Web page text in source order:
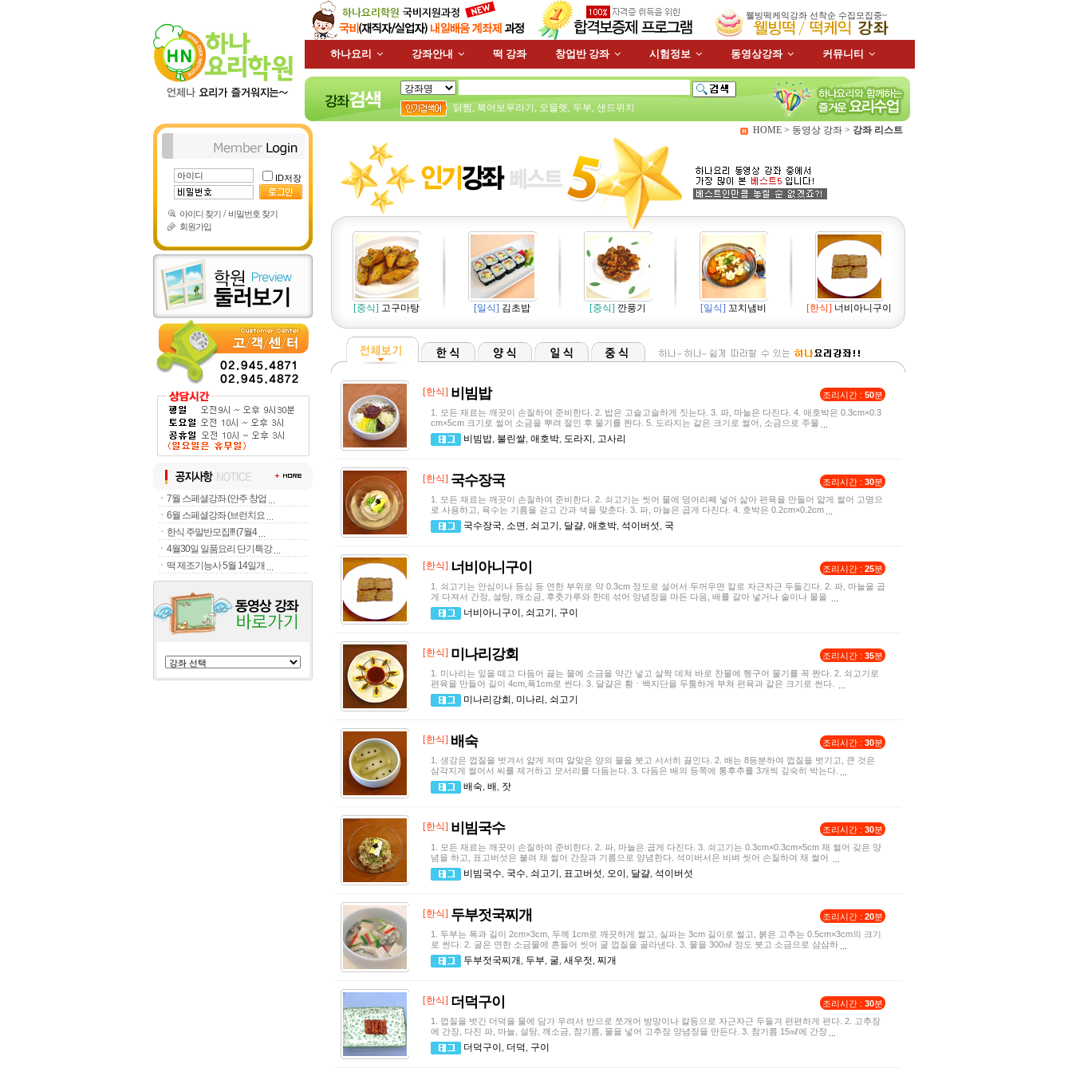
웰빙떡케익강좌 선착순 수집모집중~
하나요리 강좌안내 떡 강좌 창업반 강좌 시험정보 동영상강좌 커뮤니티
닭찜 북어보푸라기 오믈렛 두부 샌드위치
ID저장
아이디 찾기 / 비밀번호 찾기
회원가입
ㆍ 7월 스페셜강좌 (안주 창업
ㆍ 6월 스페셜강좌 (브런치요
ㆍ 한식 주말반모집!!! (7월4
ㆍ 4월30일 일품요리 단기특강
ㆍ 떡 제조기능사 5월 14일개
HOME > 동영상 강좌 > 강좌 리스트
[중식] 고구마탕 [일식] 김초밥 [중식] 깐풍기 [일식] 꼬치냄비 [한식] 너비아니구이
[한식] 비빔밥 조리시간 : 50분
1. 모든 재료는 깨끗이 손질하여 준비한다. 2. 밥은 고슬고슬하게 짓는다. 3. 파, 마늘은 다진다. 4. 애호박은 0.3cm×0.3
cm×5cm 크기로 썰어 소금을 뿌려 절인 후 물기를 짠다. 5. 도라지는 같은 크기로 썰어, 소금으로 주물
비빔밥, 불린쌀, 애호박, 도라지 , 고사리
[한식] 국수장국 조리시간 : 30분
1. 모든 재료는 깨끗이 손질하여 준비한다. 2. 쇠고기는 씻어 물에 덩어리째 넣어 삶아 편육을 만들어 얇게 썰어 고명으
로 사용하고, 육수는 기름을 걷고 간과 색을 맞춘다. 3. 파, 마늘은 곱게 다진다. 4. 호박은 0.2cm×0.2cm
국수장국, 소면, 쇠고기 , 달걀, 애호박, 석이버섯, 국
[한식] 너비아니구이 조리시간 : 25분
1. 쇠고기는 안심이나 등심 등 연한 부위로 약 0.3cm 정도로 설어서 두꺼우면 칼로 자근자근 두들긴다. 2. 파, 마늘을 곱
게 다져서 간장, 설탕, 깨소금, 후춧가루와 한데 섞어 양념장을 마든 다음, 배를 갈아 넣거나 술이나 물을
너비아니구이 , 쇠고기 , 구이
[한식] 미나리강회 조리시간 : 35분
1. 미나리는 잎을 떼고 다듬어 끓는 물에 소금을 약간 넣고 살짝 데쳐 바로 찬물에 헹구어 물기를 꼭 짠다. 2. 쇠고기로
편육을 만들어 길이 4cm,폭1cm로 썬다. 3. 달걀은 황ㆍ백지단을 두툼하게 부쳐 편육과 같은 크기로 썬다.
미나리강회 , 미나리 , 쇠고기
[한식] 배숙 조리시간 : 30분
1. 생강은 껍질을 벗겨서 얇게 저며 알맞은 양의 물을 붓고 서서히 끓인다. 2. 배는 8등분하여 껍질을 벗기고, 큰 것은
삼각지게 썰어서 씨를 제거하고 모서리를 다듬는다. 3. 다듬은 배의 등쪽에 통후추를 3개씩 깊숙히 박는다.
배숙, 배, 잣
[한식] 비빔국수 조리시간 : 30분
1. 모든 재료는 깨끗이 손질하여 준비한다. 2. 파, 마늘은 곱게 다진다. 3. 쇠고기는 0.3cm×0.3cm×5cm 채 썰어 갖은 양
념을 하고, 표고버섯은 불려 채 썰어 간장과 기름으로 양념한다. 석이버서은 비벼 씻어 손질하여 채 썰어
비빔국수, 국수, 쇠고기 , 표고버섯, 오이 , 달걀, 석이버섯
[한식] 두부젓국찌개 조리시간 : 20분
1. 두부는 폭과 길이 2cm×3cm, 두께 1cm로 깨끗하게 썰고, 실파는 3cm 길이로 썰고, 붉은 고추는 0.5cm×3cm의 크기
로 썬다. 2. 굴은 연한 소금물에 흔들어 씻어 굴 껍질을 골라낸다. 3. 물을 300㎖ 정도 붓고 소금으로 삼삼하
두부젓국찌개, 두부, 굴, 새우젓, 찌개
[한식] 더덕구이 조리시간 : 30분
1. 껍질을 벗긴 더덕을 물에 담가 우려서 반으로 쪼개어 방망이나 칼등으로 자근자근 두들겨 편편하게 편다. 2. 고추장
에 간장, 다진 파, 마늘, 설탕, 깨소금, 참기름, 물을 넣어 고추장 양념장을 만든다. 3. 참기름 15㎖에 간장
더덕구이 , 더덕, 구이